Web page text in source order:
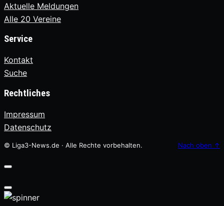
Aktuelle Meldungen
Alle 20 Vereine
Service
Kontakt
Suche
Rechtliches
Impressum
Datenschutz
© Liga3-News.de · Alle Rechte vorbehalten. Nach oben ↑